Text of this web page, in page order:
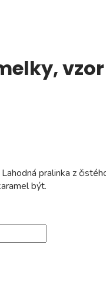
vzor
Lahodná pralinka z
být.